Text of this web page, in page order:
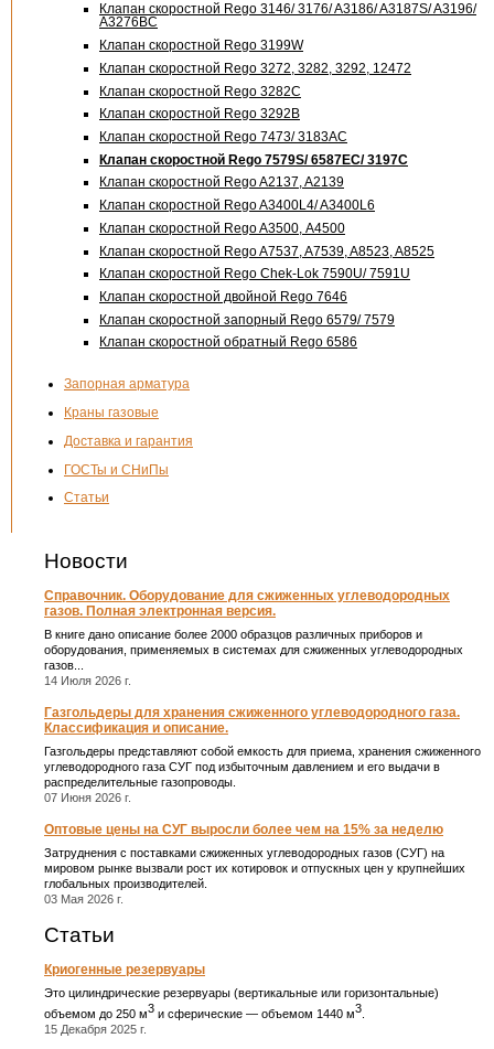
Клапан скоростной Rego 3146/ 3176/ A3186/ A3187S/ A3196/
A3276BC
Клапан скоростной Rego 3199W
Клапан скоростной Rego 3272, 3282, 3292, 12472
Клапан скоростной Rego 3282C
Клапан скоростной Rego 3292B
Клапан скоростной Rego 7473/ 3183AC
Клапан скоростной Rego 7579S/ 6587EC/ 3197C
Клапан скоростной Rego A2137, A2139
Клапан скоростной Rego A3400L4/ A3400L6
Клапан скоростной Rego A3500, А4500
Клапан скоростной Rego A7537, A7539, A8523, A8525
Клапан скоростной Rego Chek-Lok 7590U/ 7591U
Клапан скоростной двойной Rego 7646
Клапан скоростной запорный Rego 6579/ 7579
Клапан скоростной обратный Rego 6586
Запорная арматура
Краны газовые
Доставка и гарантия
ГОСТы и СНиПы
Статьи
Новости
Справочник. Оборудование для сжиженных углеводородных
газов. Полная электронная версия.
В книге дано описание более 2000 образцов различных приборов и
оборудования, применяемых в системах для сжиженных углеводородных
газов...
14 Июля 2026 г.
Газгольдеры для хранения сжиженного углеводородного газа.
Классификация и описание.
Газгольдеры представляют собой емкость для приема, хранения сжиженного
углеводородного газа СУГ под избыточным давлением и его выдачи в
распределительные газопроводы.
07 Июня 2026 г.
Оптовые цены на СУГ выросли более чем на 15% за неделю
Затруднения с поставками сжиженных углеводородных газов (СУГ) на
мировом рынке вызвали рост их котировок и отпускных цен у крупнейших
глобальных производителей.
03 Мая 2026 г.
Статьи
Криогенные резервуары
Это цилиндрические резервуары (вертикальные или горизонтальные)
объемом до 250 м3 и сферические ― объемом 1440 м3
15 Декабря 2025 г.